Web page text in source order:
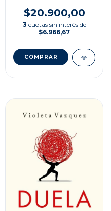
$20.900,00
3 cuotas sin interés de
$6.966,67